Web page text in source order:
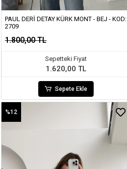
PAUL DERI DETAY KÜRK MONT - BEJ - KOD:
2709
1.800,00 TL
Sepetteki Fiyat
1.620,00 TL
Sepete Ekle
%12